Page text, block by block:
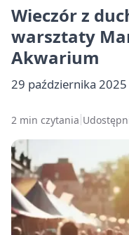
Wieczór z
warsztaty
Akwarium
29 października 2025
2 min czytania